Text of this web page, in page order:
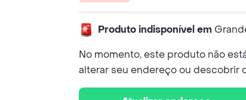
Produto indisponível em
No momento, este produto não
alterar seu endereço ou descobrir